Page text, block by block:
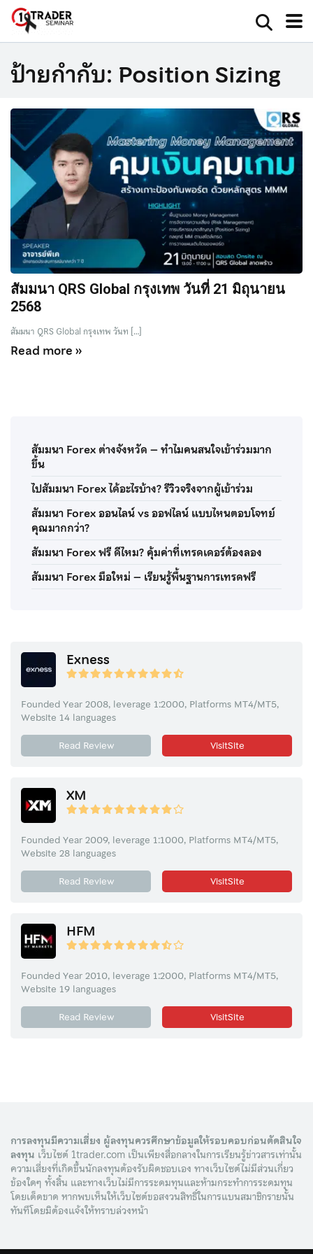
ป้ายกำกับ: Position Sizing
สัมมนา QRS Global กรุงเทพ วันที่ 21 มิถุนายน
2568
สัมมนา QRS Global กรุงเทพ วันท […]
Read more »
สัมมนา Forex ต่างจังหวัด – ทำไมคนสนใจเข้าร่วมมาก
ขึ้น
ไปสัมมนา Forex ได้อะไรบ้าง? รีวิวจริงจากผู้เข้าร่วม
สัมมนา Forex ออนไลน์ vs ออฟไลน์ แบบไหนตอบโจทย์
คุณมากกว่า?
สัมมนา Forex ฟรี ดีไหม? คุ้มค่าที่เทรดเดอร์ต้องลอง
สัมมนา Forex มือใหม่ – เรียนรู้พื้นฐานการเทรดฟรี
Exness
Founded Year 2008, leverage 1:2000, Platforms MT4/MT5,
Website 14 languages
Read Review
VisitSite
XM
Founded Year 2009, leverage 1:1000, Platforms MT4/MT5,
Website 28 languages
Read Review
VisitSite
HFM
Founded Year 2010, leverage 1:2000, Platforms MT4/MT5,
Website 19 languages
Read Review
VisitSite
การลงทุนมีความเสี่ยง ผู้ลงทุนควรศึกษาข้อมูลให้รอบคอบก่อนตัดสินใจ
ลงทุน เว็บไซต์ 1trader.com เป็นเพียงสื่อกลางในการเรียนรู้ข่าวสารเท่านั้น
ความเสี่ยงที่เกิดขึ้นนักลงทุนต้องรับผิดชอบเอง ทางเว็บไซต์ไม่มีส่วนเกี่ยว
ข้องใดๆ ทั้งสิ้น และทางเว็บไม่มีการระดมทุนและห้ามกระทำการระดมทุน
โดยเด็ดขาด หากพบเห็นให้เว็บไซต์ขอสงวนสิทธิ์ในการแบนสมาชิกรายนั้น
ทันทีโดยมิต้องแจ้งให้ทราบล่วงหน้า